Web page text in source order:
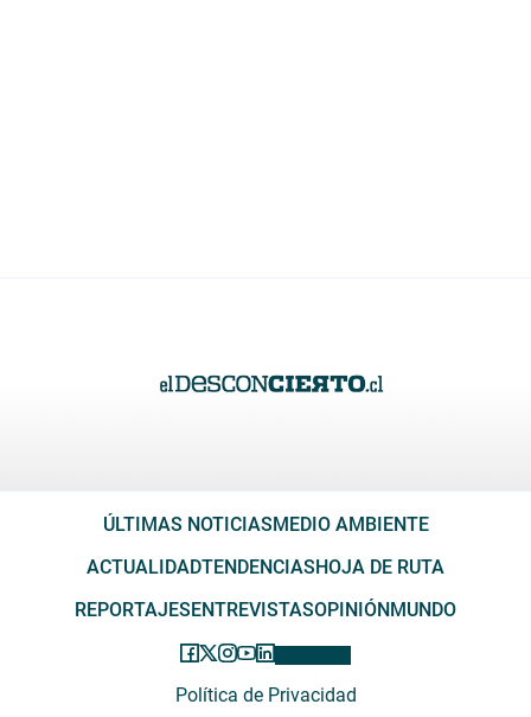
ÚLTIMAS NOTICIASMEDIO AMBIENTE
ACTUALIDADTENDENCIASHOJA DE RUTA
REPORTAJESENTREVISTASOPINIÓNMUNDO
Política de Privacidad